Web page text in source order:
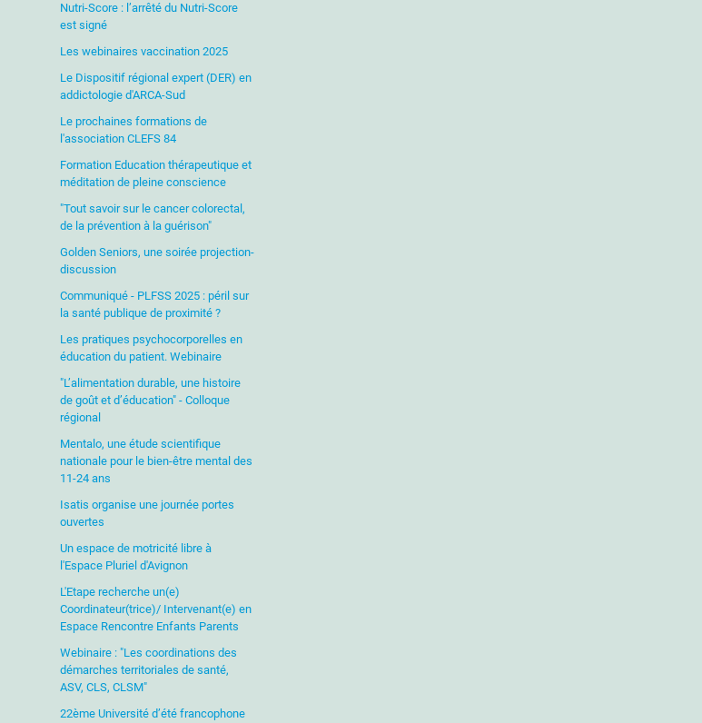
Nutri-Score : l’arrêté du Nutri-Score
est signé
Les webinaires vaccination 2025
Le Dispositif régional expert (DER) en
addictologie d'ARCA-Sud
Le prochaines formations de
l'association CLEFS 84
Formation Education thérapeutique et
méditation de pleine conscience
"Tout savoir sur le cancer colorectal,
de la prévention à la guérison"
Golden Seniors, une soirée projection-
discussion
Communiqué - PLFSS 2025 : péril sur
la santé publique de proximité ?
Les pratiques psychocorporelles en
éducation du patient. Webinaire
"L’alimentation durable, une histoire
de goût et d’éducation" - Colloque
régional
Mentalo, une étude scientifique
nationale pour le bien-être mental des
11-24 ans
Isatis organise une journée portes
ouvertes
Un espace de motricité libre à
l'Espace Pluriel d'Avignon
L'Etape recherche un(e)
Coordinateur(trice)/ Intervenant(e) en
Espace Rencontre Enfants Parents
Webinaire : "Les coordinations des
démarches territoriales de santé,
ASV, CLS, CLSM"
22ème Université d’été francophone